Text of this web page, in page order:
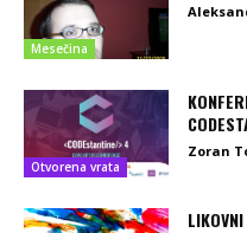
Mesečina
Otvorena vrata
Zoran